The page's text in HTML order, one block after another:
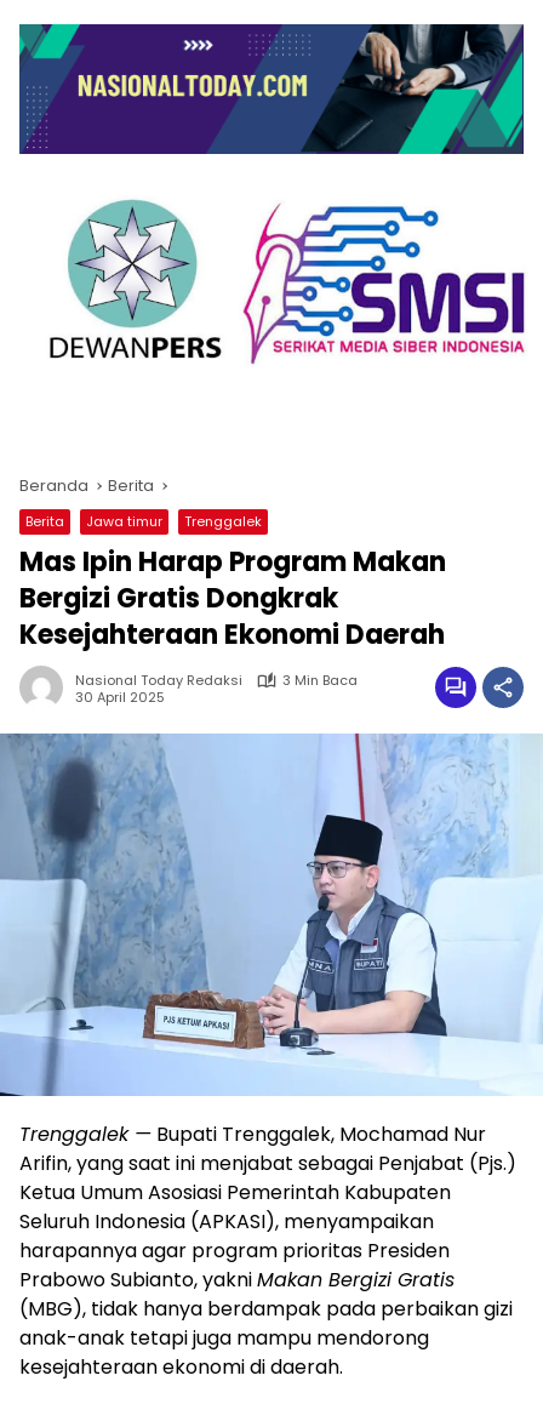
Beranda Berita
Berita Jawa timur Trenggalek
Mas Ipin Harap Program Makan
Bergizi Gratis Dongkrak
Kesejahteraan Ekonomi Daerah
Nasional Today Redaksi
3 Min Baca
30 April 2025
Trenggalek — Bupati Trenggalek, Mochamad Nur
Arifin, yang saat ini menjabat sebagai Penjabat (Pjs.)
Ketua Umum Asosiasi Pemerintah Kabupaten
Seluruh Indonesia (APKASI), menyampaikan
harapannya agar program prioritas Presiden
Prabowo Subianto, yakniMakan Bergizi Gratis
(MBG), tidak hanya berdampak pada perbaikan gizi
anak-anak tetapi juga mampu mendorong
kesejahteraan ekonomi di daerah.